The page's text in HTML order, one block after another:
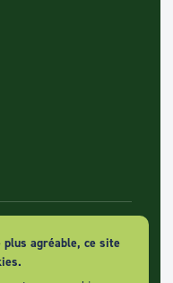
réservés
agréable, ce site